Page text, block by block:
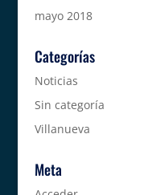
mayo 2018
Categorías
Noticias
Sin categoría
Villanueva
Meta